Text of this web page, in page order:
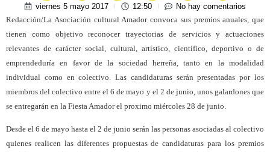
viernes 5 mayo 2017 12:50
No hay comentarios
Redacción/La Asociación cultural Amador convoca sus premios anuales, que
tienen como objetivo reconocer trayectorias de servicios y actuaciones
relevantes de carácter social, cultural, artístico, científico, deportivo o de
emprendeduría en favor de la sociedad herreña, tanto en la modalidad
individual como en colectivo. Las candidaturas serán presentadas por los
miembros del colectivo entre el 6 de mayo y el 2 de junio, unos galardones que
se entregarán en la Fiesta Amador el proximo miércoles 28 de junio.
Desde el 6 de mayo hasta el 2 de junio serán las personas asociadas al colectivo
quienes realicen las diferentes propuestas de candidaturas para los premios